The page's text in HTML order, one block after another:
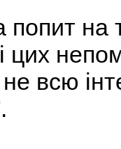
попит на
цих
всю